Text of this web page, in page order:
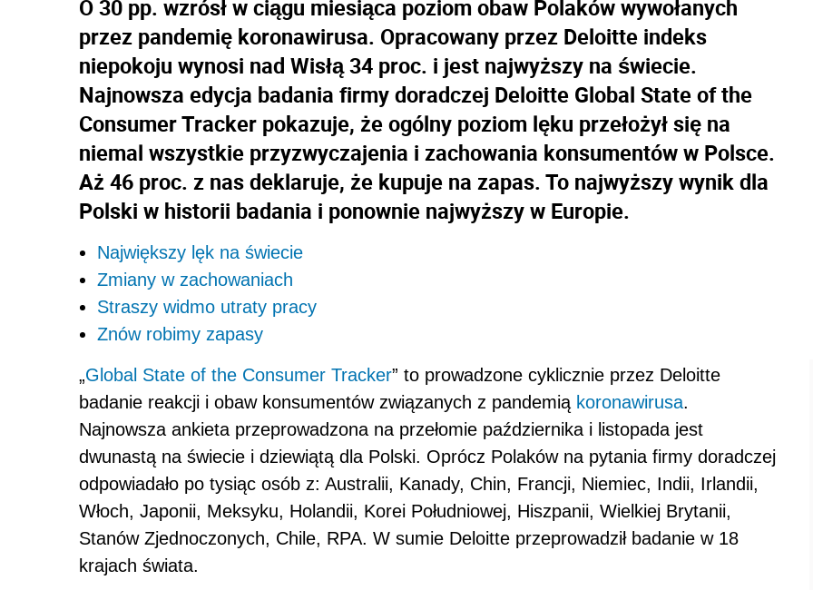
O 30 pp. wzrósł w ciągu miesiąca poziom obaw Polaków wywołanych
przez pandemię koronawirusa. Opracowany przez Deloitte indeks
niepokoju wynosi nad Wisłą 34 proc. i jest najwyższy na świecie.
Najnowsza edycja badania firmy doradczej Deloitte Global State of the
Consumer Tracker pokazuje, że ogólny poziom lęku przełożył się na
niemal wszystkie przyzwyczajenia i zachowania konsumentów w Polsce.
Aż 46 proc. z nas deklaruje, że kupuje na zapas. To najwyższy wynik dla
Polski w historii badania i ponownie najwyższy w Europie.
Największy lęk na świecie
Zmiany w zachowaniach
Straszy widmo utraty pracy
Znów robimy zapasy
„Global State of the Consumer Tracker” to prowadzone cyklicznie przez Deloitte
badanie reakcji i obaw konsumentów związanych z pandemią koronawirusa.
Najnowsza ankieta przeprowadzona na przełomie października i listopada jest
dwunastą na świecie i dziewiątą dla Polski. Oprócz Polaków na pytania firmy doradczej
odpowiadało po tysiąc osób z: Australii, Kanady, Chin, Francji, Niemiec, Indii, Irlandii,
Włoch, Japonii, Meksyku, Holandii, Korei Południowej, Hiszpanii, Wielkiej Brytanii,
Stanów Zjednoczonych, Chile, RPA. W sumie Deloitte przeprowadził badanie w 18
krajach świata.